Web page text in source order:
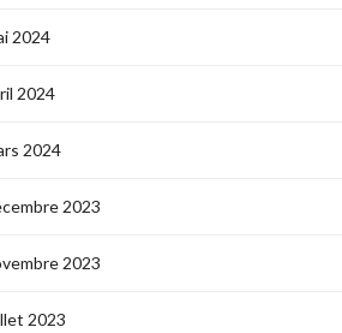
2024
2024
2024
2023
2023
2023